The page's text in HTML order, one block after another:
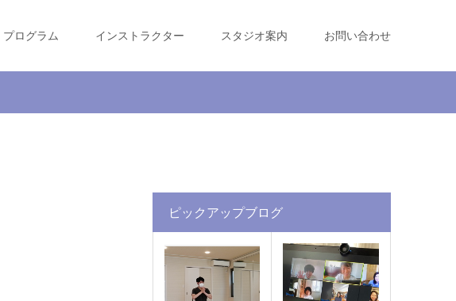
プログラム インストラクター スタジオ案内 お問い合わせ
ピックアップブログ